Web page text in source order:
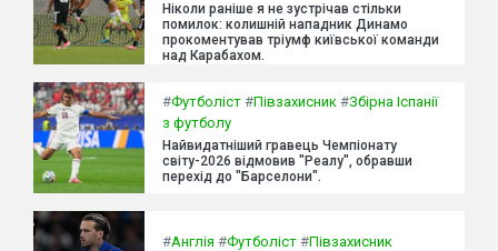
Ніколи раніше я не зустрічав стільки
помилок: колишній нападник Динамо
прокоментував тріумф київської команди
над Карабахом.
#Футболіст #Півзахисник #Збірна Іспанії
з футболу
Найвидатніший гравець Чемпіонату
світу-2026 відмовив "Реалу", обравши
перехід до "Барселони".
#Англія #Футболіст #Півзахисник